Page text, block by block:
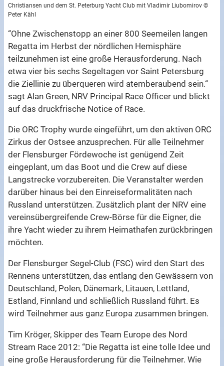
Christiansen und dem St. Peterburg Yacht Club mit Vladimir Liubomirov ©
Peter Kähl
“Ohne Zwischenstopp an einer 800 Seemeilen langen
Regatta im Herbst der nördlichen Hemisphäre
teilzunehmen ist eine große Herausforderung. Nach
etwa vier bis sechs Segeltagen vor Saint Petersburg
die Ziellinie zu überqueren wird atemberaubend sein.“
sagt Alan Green, NRV Principal Race Officer und blickt
auf das druckfrische Notice of Race.
Die ORC Trophy wurde eingeführt, um den aktiven ORC
Zirkus der Ostsee anzusprechen. Für alle Teilnehmer
der Flensburger Fördewoche ist genügend Zeit
eingeplant, um das Boot und die Crew auf diese
Langstrecke vorzubereiten. Die Veranstalter werden
darüber hinaus bei den Einreiseformalitäten nach
Russland unterstützen. Zusätzlich plant der NRV eine
vereinsübergreifende Crew-Börse für die Eigner, die
ihre Yacht wieder zu ihrem Heimathafen zurückbringen
möchten.
Der Flensburger Segel-Club (FSC) wird den Start des
Rennens unterstützen, das entlang den Gewässern von
Deutschland, Polen, Dänemark, Litauen, Lettland,
Estland, Finnland und schließlich Russland führt. Es
wird Teilnehmer aus ganz Europa zusammen bringen.
Tim Kröger, Skipper des Team Europe des Nord
Stream Race 2012: “Die Regatta ist eine tolle Idee und
eine große Herausforderung für die Teilnehmer. Wie